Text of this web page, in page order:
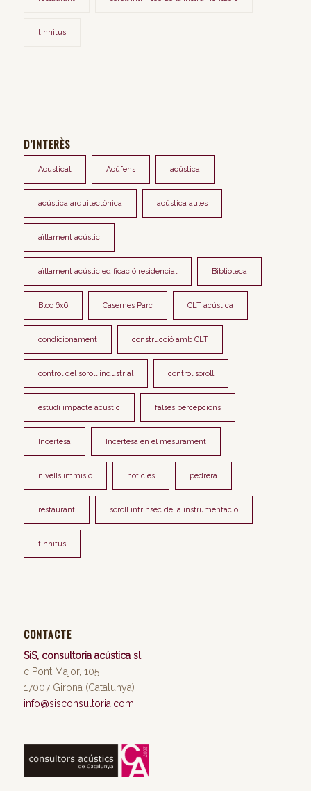
tinnitus
D’INTERÈS
Acusticat Acúfens acústica
acústica arquitectònica acústica aules
aïllament acústic
aïllament acústic edificació residencial Biblioteca
Bloc 6x6 Casernes Parc CLT acústica
condicionament construcció amb CLT
control del soroll industrial control soroll
estudi impacte acustic falses percepcions
Incertesa Incertesa en el mesurament
nivells immisió notícies pedrera
restaurant soroll intrínsec de la instrumentació
tinnitus
CONTACTE
SiS, consultoria acústica sl
c Pont Major, 105
17007 Girona (Catalunya)
info@sisconsultoria.com